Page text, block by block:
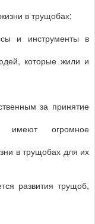
в трущобах;
и инструменты в
которые жили и
за принятие
имеют огромное
в трущобах для их
развития трущоб,